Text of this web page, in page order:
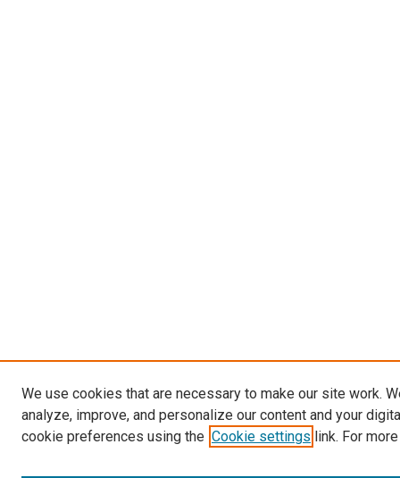
We use cookies that are necessary to make our site work.
analyze, improve, and personalize our content and your
cookie preferences using the Cookie settings link. For